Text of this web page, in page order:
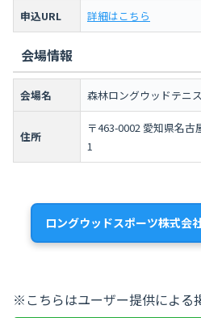
申込URL 詳細はこちら
会場情報
会場名 森林ロングウッドテニ
住所
〒463-0002 愛知県名
1
ロングウッドスポーツ株式会
※こちらはユーザー提供による